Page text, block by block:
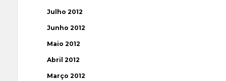
Julho 2012
Junho 2012
Maio 2012
Abril 2012
Março 2012